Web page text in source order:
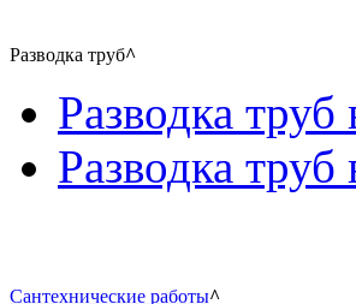
Разводка труб^
Разводка труб
Разводка труб
Сантехнические работы^